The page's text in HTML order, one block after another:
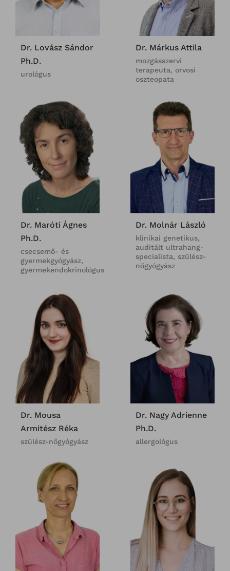
Dr. Lovász Sándor
Ph.D.
urológus
Dr. Márkus Attila
mozgásszervi
terapeuta, orvosi
oszteopata
Dr. Maróti Ágnes
Ph.D.
csecsemő- és
gyermekgyógyász,
gyermekendokrinológus
Dr. Molnár László
klinikai genetikus,
auditált ultrahang-
specialista, szülész-
nőgyógyász
Dr. Mousa
Armitész Réka
szülész-nőgyógyász
Dr. Nagy Adrienne
Ph.D.
allergológus